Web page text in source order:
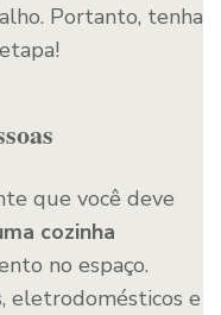
Portanto, tenha
que você deve
cozinha
no espaço.
eletrodomésticos e